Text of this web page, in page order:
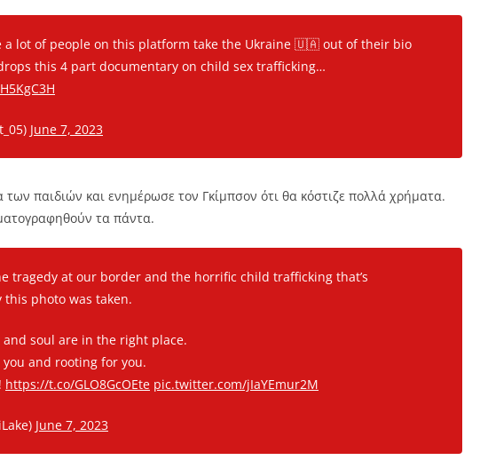
a lot of people on this platform take the Ukraine 🇺🇦 out of their bio
this 4 part documentary on child sex trafficking…
June 7, 2023
παιδιών και ενημέρωσε τον Γκίμπσον ότι θα κόστιζε πολλά χρήματα.
τα πάντα.
tragedy at our border and the horrific child trafficking that’s
photo was taken.
and soul are in the right place.
and rooting for you.
https://t.co/GLO8GcOEte pic.twitter.com/jIaYEmur2M
June 7, 2023